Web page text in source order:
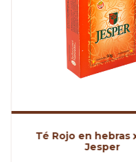
Té Rojo en hebras
Jesper